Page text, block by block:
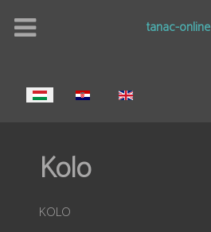
tanac-online
Válasszon nyelvet
Kolo
KOLO